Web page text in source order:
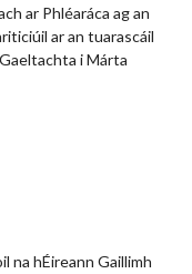
ar Phléaráca ag an
ar an tuarascáil
i Márta
na hÉireann Gaillimh